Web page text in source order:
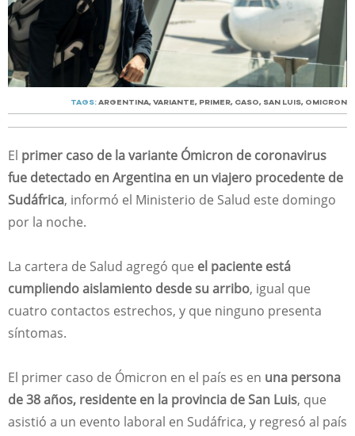
TAGS: ARGENTINA, VARIANTE, PRIMER, CASO, SAN LUIS, OMICRON
El primer caso de la variante Ómicron de coronavirus
fue detectado en Argentina en un viajero procedente de
Sudáfrica, informó el Ministerio de Salud este domingo
por la noche.
La cartera de Salud agregó que el paciente está
cumpliendo aislamiento desde su arribo, igual que
cuatro contactos estrechos, y que ninguno presenta
síntomas.
El primer caso de Ómicron en el país es en una persona
de 38 años, residente en la provincia de San Luis, que
asistió a un evento laboral en Sudáfrica, y regresó al país